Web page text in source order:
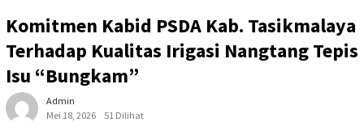
Komitmen Kabid PSDA Kab. Tasikmalaya
Terhadap Kualitas Irigasi Nangtang Tepis
Isu “Bungkam”
Admin
Mei 18, 2026
51 Dilihat